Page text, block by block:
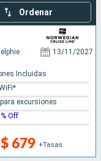
Ordenar
13/11/2027
679 +Tasas
Incluidas
excursiones
Off